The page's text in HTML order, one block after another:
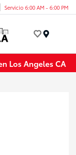
Servicio 6:00 AM - 6:00 PM
Los Angeles CA